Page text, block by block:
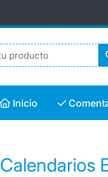
Inicio
Inicio
Calendarios